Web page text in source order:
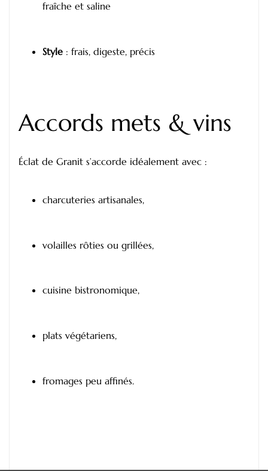
fraîche et saline
Style : frais, digeste, précis
Accords mets & vins
Éclat de Granit s’accorde idéalement avec :
charcuteries artisanales,
volailles rôties ou grillées,
cuisine bistronomique,
plats végétariens,
fromages peu affinés.